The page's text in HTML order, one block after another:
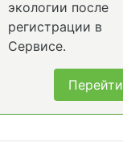
экологии после
регистрации в
Сервисе.
Перейти